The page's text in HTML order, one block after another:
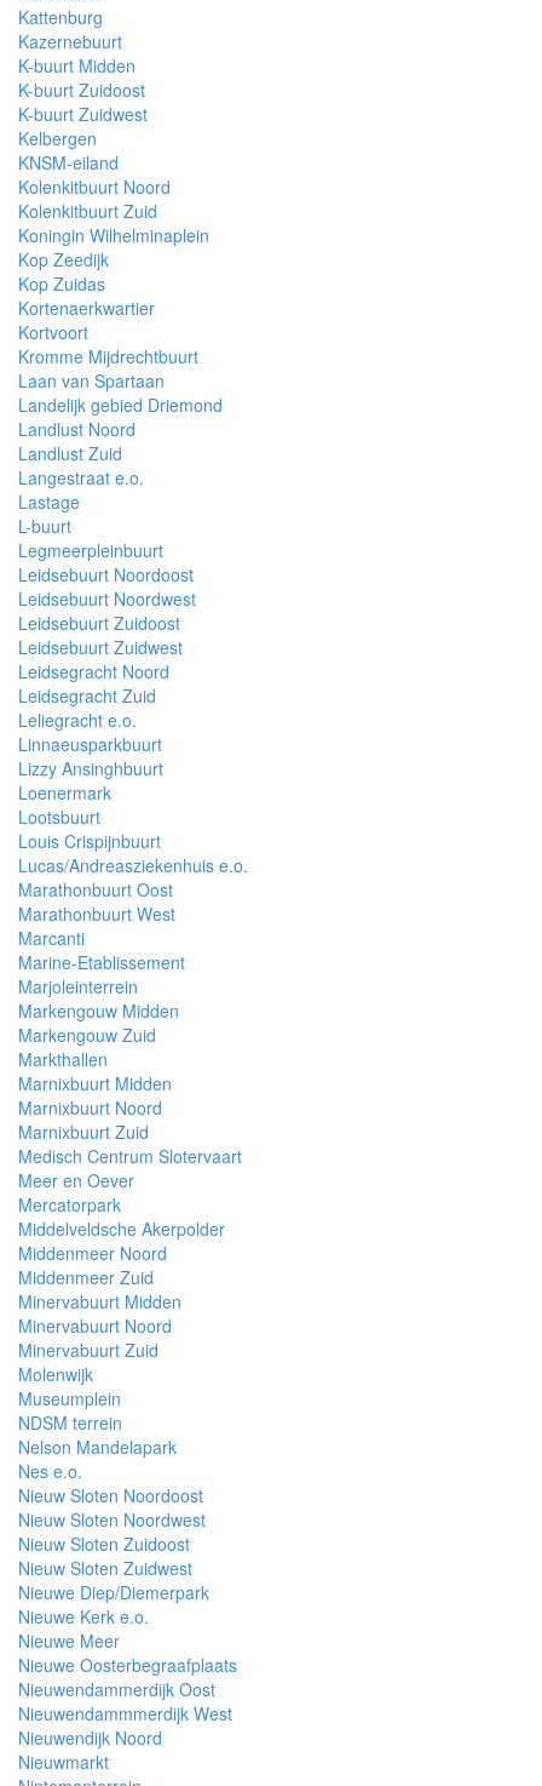
Kattenburg
Kazernebuurt
K-buurt Midden
K-buurt Zuidoost
K-buurt Zuidwest
Kelbergen
KNSM-eiland
Kolenkitbuurt Noord
Kolenkitbuurt Zuid
Koningin Wilhelminaplein
Kop Zeedijk
Kop Zuidas
Kortenaerkwartier
Kortvoort
Kromme Mijdrechtbuurt
Laan van Spartaan
Landelijk gebied Driemond
Landlust Noord
Landlust Zuid
Langestraat e.o.
Lastage
L-buurt
Legmeerpleinbuurt
Leidsebuurt Noordoost
Leidsebuurt Noordwest
Leidsebuurt Zuidoost
Leidsebuurt Zuidwest
Leidsegracht Noord
Leidsegracht Zuid
Leliegracht e.o.
Linnaeusparkbuurt
Lizzy Ansinghbuurt
Loenermark
Lootsbuurt
Louis Crispijnbuurt
Lucas/Andreasziekenhuis e.o.
Marathonbuurt Oost
Marathonbuurt West
Marcanti
Marine-Etablissement
Marjoleinterrein
Markengouw Midden
Markengouw Zuid
Markthallen
Marnixbuurt Midden
Marnixbuurt Noord
Marnixbuurt Zuid
Medisch Centrum Slotervaart
Meer en Oever
Mercatorpark
Middelveldsche Akerpolder
Middenmeer Noord
Middenmeer Zuid
Minervabuurt Midden
Minervabuurt Noord
Minervabuurt Zuid
Molenwijk
Museumplein
NDSM terrein
Nelson Mandelapark
Nes e.o.
Nieuw Sloten Noordoost
Nieuw Sloten Noordwest
Nieuw Sloten Zuidoost
Nieuw Sloten Zuidwest
Nieuwe Diep/Diemerpark
Nieuwe Kerk e.o.
Nieuwe Meer
Nieuwe Oosterbegraafplaats
Nieuwendammerdijk Oost
Nieuwendammmerdijk West
Nieuwendijk Noord
Nieuwmarkt